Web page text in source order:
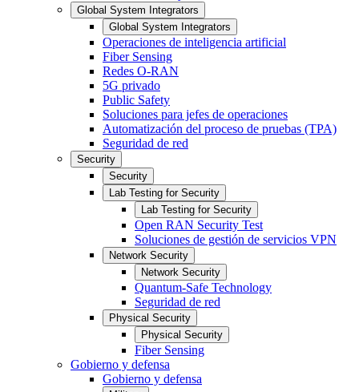
Global System Integrators
Global System Integrators
Operaciones de inteligencia artificial
Fiber Sensing
Redes O-RAN
5G privado
Public Safety
Soluciones para jefes de operaciones
Automatización del proceso de pruebas (TPA)
Seguridad de red
Security
Security
Lab Testing for Security
Lab Testing for Security
Open RAN Security Test
Soluciones de gestión de servicios VPN
Network Security
Network Security
Quantum-Safe Technology
Seguridad de red
Physical Security
Physical Security
Fiber Sensing
Gobierno y defensa
Gobierno y defensa